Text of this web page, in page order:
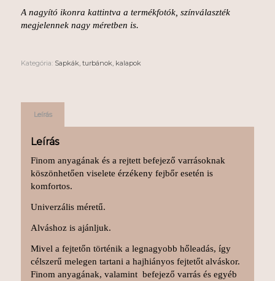
A nagyító ikonra kattintva a termékfotók, színválaszték
megjelennek nagy méretben is.
Kategória: Sapkák, turbánok, kalapok
Leírás
Leírás
Finom anyagának és a rejtett befejező varrásoknak
köszönhetően viselete érzékeny fejbőr esetén is
komfortos.
Univerzális méretű.
Alváshoz is ajánljuk.
Mivel a fejtetőn történik a legnagyobb hőleadás, így
célszerű melegen tartani a hajhiányos fejtetőt alváskor.
Finom anyagának, valamint befejező varrás és egyéb